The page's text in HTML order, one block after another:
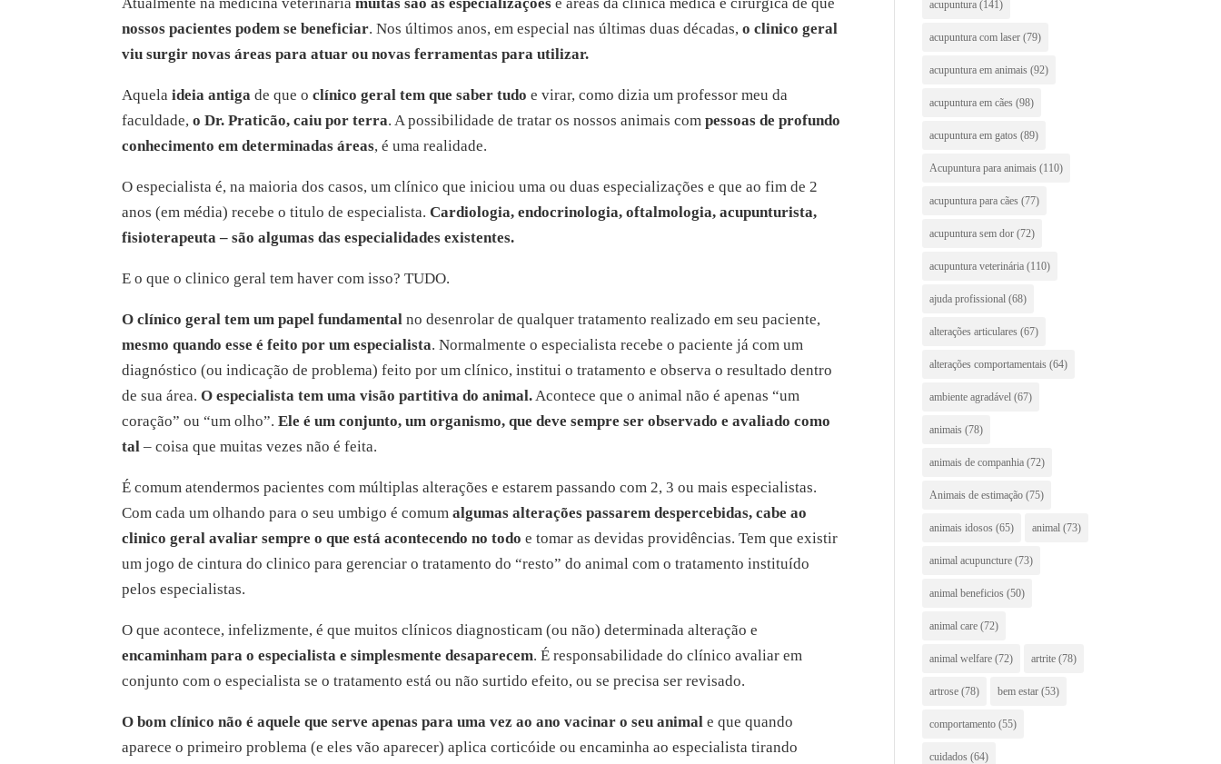
nossos pacientes podem se beneficiar. Nos últimos anos, em especial nas últimas duas décadas,o clinico geral
viu surgir novas áreas para atuar ou novas ferramentas para utilizar.
Aquelaideia antiga de que oclínico geral tem que saber tudo e virar, como dizia um professor meu da
faculdade,o Dr. Praticão, caiu por terra. A possibilidade de tratar os nossos animais compessoas de profundo
conhecimento em determinadas áreas, é uma realidade.
O especialista é, na maioria dos casos, um clínico que iniciou uma ou duas especializações e que ao fim de 2
anos (em média) recebe o titulo de especialista.Cardiologia, endocrinologia, oftalmologia, acupunturista,
fisioterapeuta – são algumas das especialidades existentes.
E o que o clinico geral tem haver com isso? TUDO.
O clínico geral tem um papel fundamental no desenrolar de qualquer tratamento realizado em seu paciente,
mesmo quando esse é feito por um especialista. Normalmente o especialista recebe o paciente já com um
diagnóstico (ou indicação de problema) feito por um clínico, institui o tratamento e observa o resultado dentro
de sua área.O especialista tem uma visão partitiva do animal.Acontece que o animal não é apenas “um
coração” ou “um olho”.Ele é um conjunto, um organismo, que deve sempre ser observado e avaliado como
tal – coisa que muitas vezes não é feita.
É comum atendermos pacientes com múltiplas alterações e estarem passando com 2, 3 ou mais especialistas.
Com cada um olhando para o seu umbigo é comumalgumas alterações passarem despercebidas, cabe ao
clinico geral avaliar sempre o que está acontecendo no todo e tomar as devidas providências. Tem que existir
um jogo de cintura do clinico para gerenciar o tratamento do “resto” do animal com o tratamento instituído
pelos especialistas.
O que acontece, infelizmente, é que muitos clínicos diagnosticam (ou não) determinada alteração e
encaminham para o especialista e simplesmente desaparecem. É responsabilidade do clínico avaliar em
conjunto com o especialista se o tratamento está ou não surtido efeito, ou se precisa ser revisado.
O bom clínico não é aquele que serve apenas para uma vez ao ano vacinar o seu animale que quando
aparece o primeiro problema (e eles vão aparecer) aplica corticóide ou encaminha ao especialista tirando
acupuntura (141)
acupuntura com laser (79)
acupuntura em animais (92)
acupuntura em cães (98)
acupuntura em gatos (89)
Acupuntura para animais (110)
acupuntura para cães (77)
acupuntura sem dor (72)
acupuntura veterinária (110)
ajuda profissional (68)
alterações articulares (67)
alterações comportamentais (64)
ambiente agradável (67)
animais (78)
animais de companhia (72)
Animais de estimação (75)
animais idosos (65) animal (73)
animal acupuncture (73)
animal beneficios (50)
animal care (72)
animal welfare (72) artrite (78)
artrose (78) bem estar (53)
comportamento (55)
cuidados (64)